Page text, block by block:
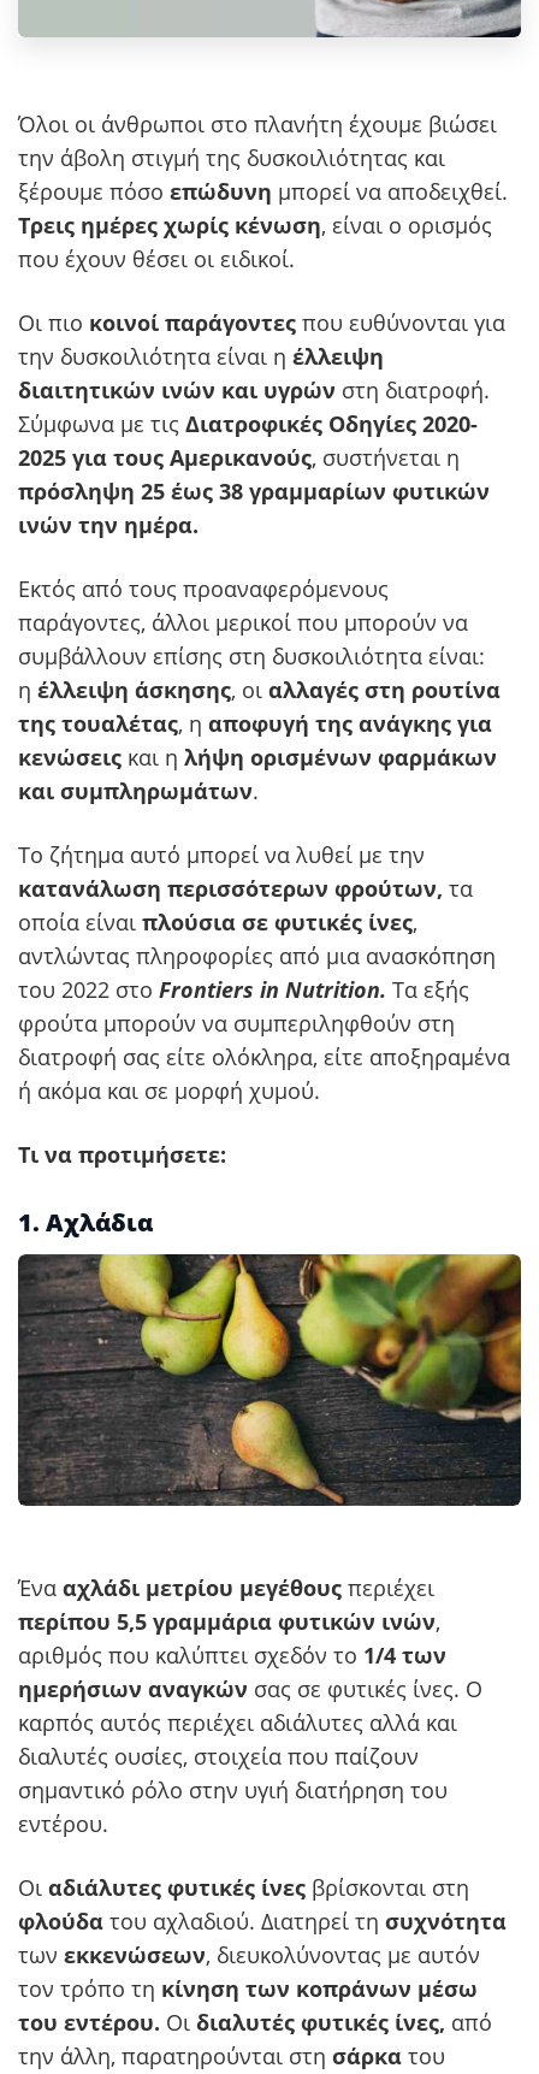
Όλοι οι άνθρωποι στο πλανήτη έχουμε βιώσει
την άβολη στιγμή της δυσκοιλιότητας και
ξέρουμε πόσο επώδυνη μπορεί να αποδειχθεί.
Τρεις ημέρες χωρίς κένωση, είναι ο ορισμός
που έχουν θέσει οι ειδικοί.
Οι πιο κοινοί παράγοντες που ευθύνονται για
την δυσκοιλιότητα είναι η έλλειψη
διαιτητικών ινών και υγρών στη διατροφή.
Σύμφωνα με τις Διατροφικές Οδηγίες 2020-
2025 για τους Αμερικανούς, συστήνεται η
πρόσληψη 25 έως 38 γραμμαρίων φυτικών
ινών την ημέρα.
Εκτός από τους προαναφερόμενους
παράγοντες, άλλοι μερικοί που μπορούν να
συμβάλλουν επίσης στη δυσκοιλιότητα είναι:
η έλλειψη άσκησης, οι αλλαγές στη ρουτίνα
της τουαλέτας, η αποφυγή της ανάγκης για
κενώσεις και η λήψη ορισμένων φαρμάκων
και συμπληρωμάτων.
Το ζήτημα αυτό μπορεί να λυθεί με την
κατανάλωση περισσότερων φρούτων, τα
οποία είναι πλούσια σε φυτικές ίνες,
αντλώντας πληροφορίες από μια ανασκόπηση
του 2022 στο Frontiers in Nutrition. Τα εξής
φρούτα μπορούν να συμπεριληφθούν στη
διατροφή σας είτε ολόκληρα, είτε αποξηραμένα
ή ακόμα και σε μορφή χυμού.
Τι να προτιμήσετε:
1. Αχλάδια
Ένα αχλάδι μετρίου μεγέθους περιέχει
περίπου 5,5 γραμμάρια φυτικών ινών,
αριθμός που καλύπτει σχεδόν το 1/4 των
ημερήσιων αναγκών σας σε φυτικές ίνες. Ο
καρπός αυτός περιέχει αδιάλυτες αλλά και
διαλυτές ουσίες, στοιχεία που παίζουν
σημαντικό ρόλο στην υγιή διατήρηση του
εντέρου.
Οι αδιάλυτες φυτικές ίνες βρίσκονται στη
φλούδα του αχλαδιού. Διατηρεί τη συχνότητα
των εκκενώσεων, διευκολύνοντας με αυτόν
τον τρόπο τη κίνηση των κοπράνων μέσω
του εντέρου. Οι διαλυτές φυτικές ίνες, από
την άλλη, παρατηρούνται στη σάρκα του